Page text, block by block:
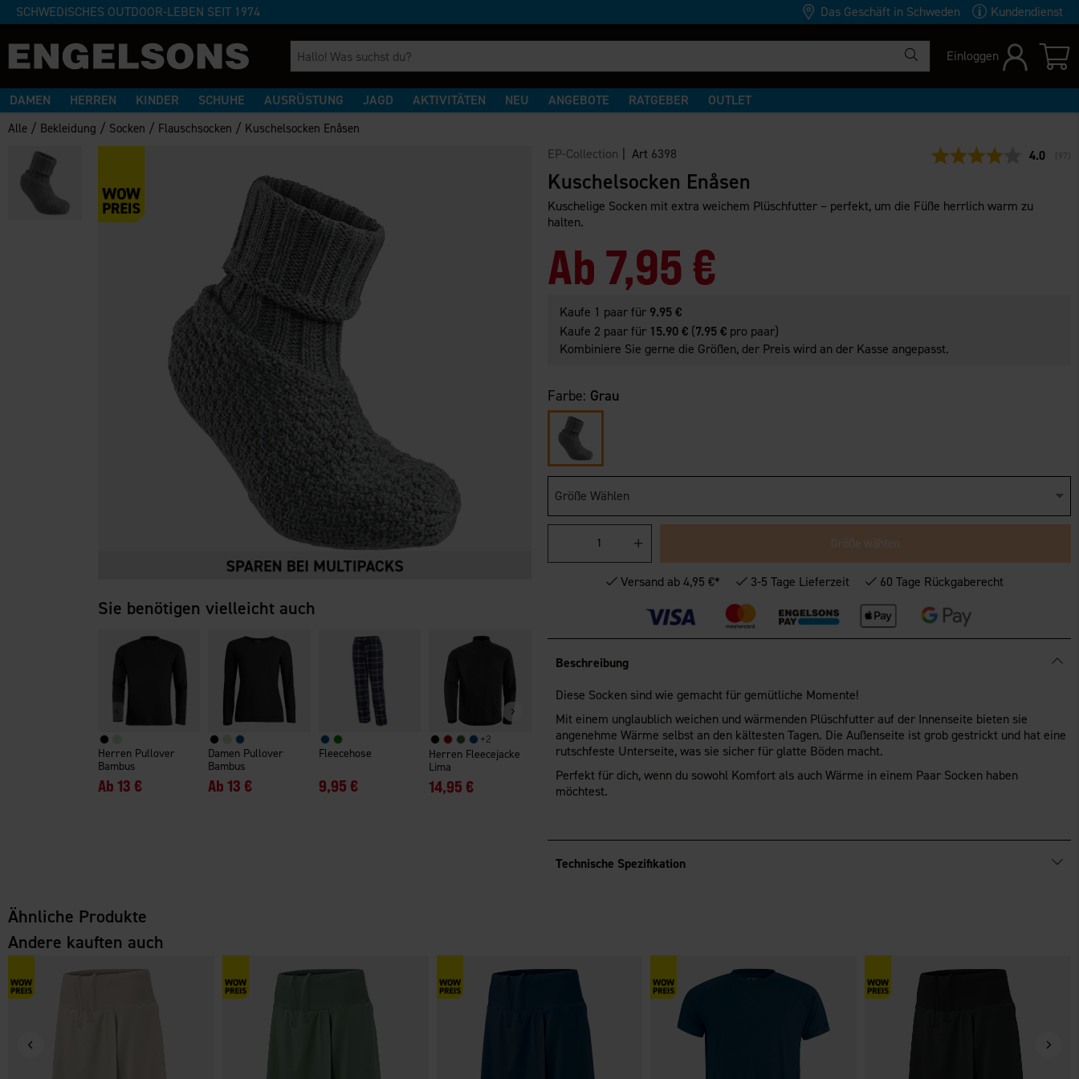
SCHWEDISCHES OUTDOOR-LEBEN SEIT 1974 Das Geschäft in Schweden Kundendienst
Einloggen
DAMEN HERREN KINDER SCHUHE AUSRÜSTUNG JAGD AKTIVITÄTEN NEU ANGEBOTE RATGEBER OUTLET
Alle / Bekleidung / Socken / Flauschsocken / Kuschelsocken Enåsen
Sie benötigen vielleicht auch
Herren Pullover
Bambus
Ab 13 €
Damen Pullover
Bambus
Ab13 €
Fleecehose
9,95 €
+2
Herren Fleecejacke
Lima
14,95 €
Damen Fleecejacke
14,95 €
EP-Collection | Art 6398 4.0 (97
Kuschelsocken Enåsen
Kuschelige Socken mit extra weichem Plüschfutter – perfekt, um die Füße herrlich warm zu
halten.
Ab 7,95 €
Kaufe 1 paar für 9.95 €
Kaufe 2 paar für 15.90 € (7.95 € pro paar)
Kombiniere Sie gerne die Größen, der Preis wird an der Kasse angepasst.
Farbe: Grau
Größe Wählen
Größe wählen
Versand ab 4,95 €* 3-5 Tage Lieferzeit 60 Tage Rückgaberecht
Beschreibung
Diese Socken sind wie gemacht für gemütliche Momente!
Mit einem unglaublich weichen und wärmenden Plüschfutter auf der Innenseite bieten sie
angenehme Wärme selbst an den kältesten Tagen. Die Außenseite ist grob gestrickt und hat eine
rutschfeste Unterseite, was sie sicher für glatte Böden macht.
Perfekt für dich, wenn du sowohl Komfort als auch Wärme in einem Paar Socken haben
möchtest.
Technische Spezifikation
Ähnliche Produkte
Andere kauften auch